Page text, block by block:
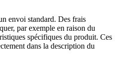
envoi standard. Des frais
par exemple en raison du
spécifiques du produit. Ces
dans la description du